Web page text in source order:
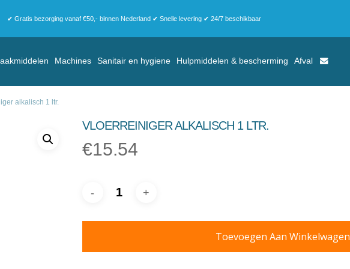
✔ Gratis bezorging vanaf €50,- binnen Nederland ✔ Snelle levering ✔ 24/7 beschikbaar
Machines Sanitair en hygiene Hulpmiddelen & bescherming Afval
alkalisch 1 ltr.
VLOERREINIGER ALKALISCH 1 LTR.
€15.54
Toevoegen Aan Winkelwagen